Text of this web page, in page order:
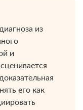
из
и
его как